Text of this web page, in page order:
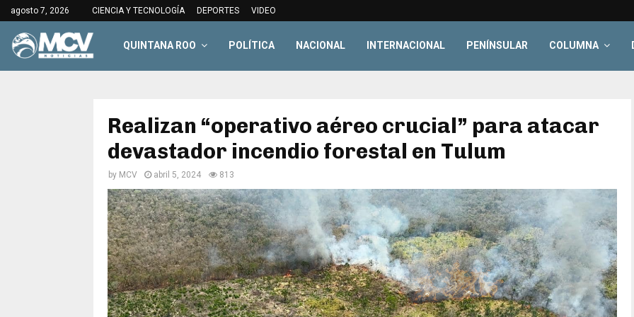
agosto 7, 2026 CIENCIA Y TECNOLOGÍA DEPORTES VIDEO
QUINTANA ROO POLÍTICA NACIONAL INTERNACIONAL PENÍNSULAR COLUMNA
Realizan “operativo aéreo crucial” para atacar
devastador incendio forestal en Tulum
by MCV abril 5, 2024 813